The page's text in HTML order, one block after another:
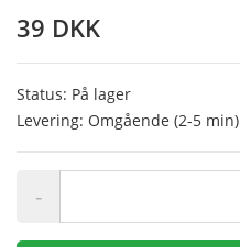
39 DKK
Status: På lager
Levering: Omgående (2-5 min)
-